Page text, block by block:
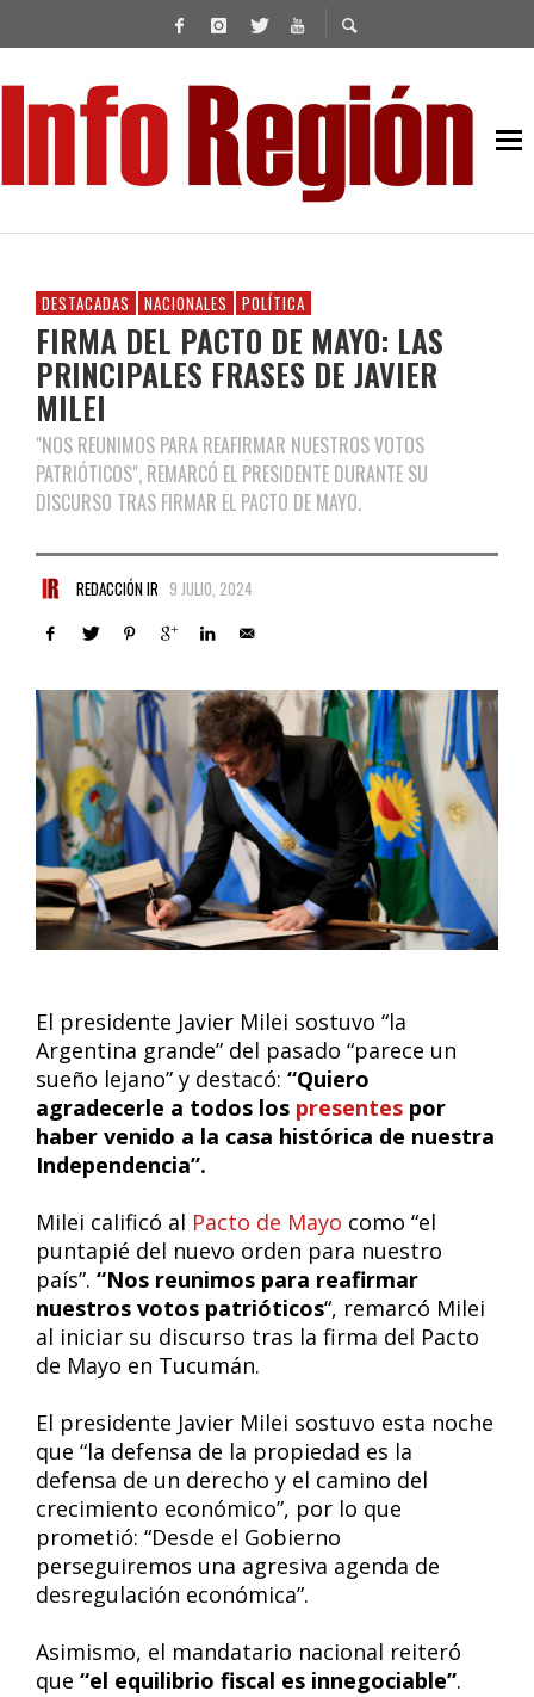
DESTACADAS NACIONALES POLÍTICA
FIRMA DEL PACTO DE MAYO: LAS
PRINCIPALES FRASES DE JAVIER
MILEI
"NOS REUNIMOS PARA REAFIRMAR NUESTROS VOTOS
PATRIÓTICOS", REMARCÓ EL PRESIDENTE DURANTE SU
DISCURSO TRAS FIRMAR EL PACTO DE MAYO.
REDACCIÓN IR 9 JULIO, 2024
El presidente Javier Milei sostuvo “la
Argentina grande” del pasado “parece un
sueño lejano” y destacó: “Quiero
agradecerle a todos los presentes por
haber venido a la casa histórica de nuestra
Independencia”.
Milei calificó al Pacto de Mayo como “el
puntapié del nuevo orden para nuestro
país”. “Nos reunimos para reafirmar
nuestros votos patrióticos“, remarcó Milei
al iniciar su discurso tras la firma del Pacto
de Mayo en Tucumán.
El presidente Javier Milei sostuvo esta noche
que “la defensa de la propiedad es la
defensa de un derecho y el camino del
crecimiento económico”, por lo que
prometió: “Desde el Gobierno
perseguiremos una agresiva agenda de
desregulación económica”.
Asimismo, el mandatario nacional reiteró
que “el equilibrio fiscal es innegociable”.